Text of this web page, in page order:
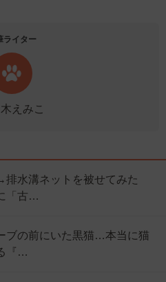
ライター
えみこ
水溝ネットを被せてみた
「古…
ブの前にいた黒猫…本当に猫
『…